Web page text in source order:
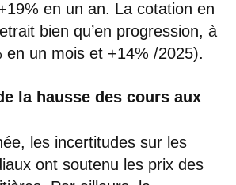
en un an. La cotation en
bien qu’en progression, à
en un mois et +14% /2025).
la hausse des cours aux
les incertitudes sur les
ont soutenu les prix des